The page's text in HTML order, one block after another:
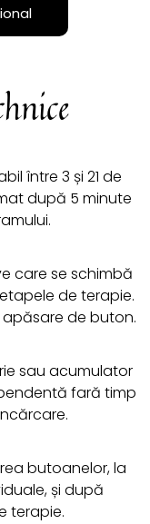
între 3 și 21 de
după 5 minute
care se schimbă
de terapie.
de buton.
sau acumulator
fară timp
butoanelor, la
și după
terapie.